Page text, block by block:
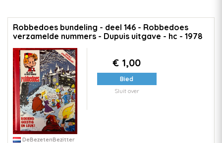
Robbedoes bundeling - deel 146 - Robbedoes
verzamelde nummers - Dupuis uitgave - hc - 1978
€ 1,00
Bied
Sluit over
DeBezetenBezitter